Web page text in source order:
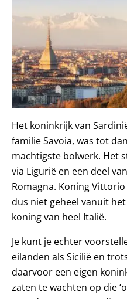
Het koninkrijk van
familie Savoia, was tot
machtigste bolwerk. Het
via Ligurië en een deel van
Romagna. Koning
dus niet geheel vanuit
koning van heel Italië.
Je kunt je echter
eilanden als Sicilië en
daarvoor een eigen
zaten te wachten op die